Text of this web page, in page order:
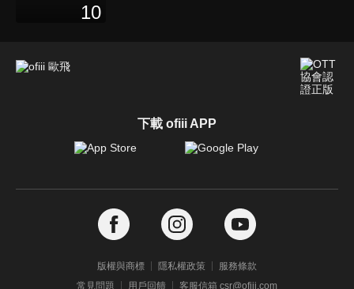
10
下載 ofiii APP
版權與商標 隱私權政策
服務條款
常見問題
用戶回饋 客服信箱 csr@ofiii.com